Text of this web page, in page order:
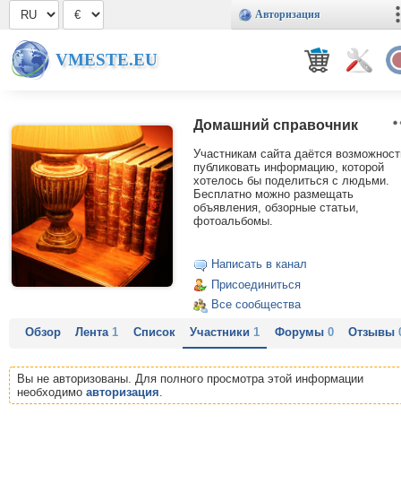
Авторизация
VMESTE.EU
Домашний справочник
Участникам сайта даётся
публиковать информацию, которой
хотелось бы поделиться с людьми.
Бесплатно можно размещать
объявления, обзорные статьи,
фотоальбомы.
Написать в канал
Присоединиться
Все сообщества
Обзор Лента1 Список Участники1 Форумы 0 Отзывы
Вы не авторизованы. Для полного просмотра этой информации
необходимо авторизация.